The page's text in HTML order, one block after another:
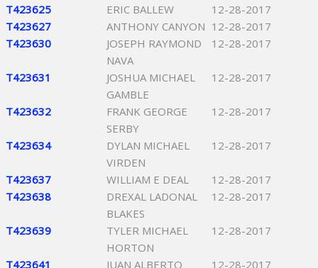
T423625 ERIC BALLEW
12-28-2017
T423627
ANTHONY CANYON 12-28-2017
T423630
JOSEPH RAYMOND
NAVA
12-28-2017
T423631
JOSHUA MICHAEL
GAMBLE
12-28-2017
T423632
FRANK GEORGE
SERBY
12-28-2017
T423634
DYLAN MICHAEL
VIRDEN
12-28-2017
T423637 WILLIAM E DEAL
12-28-2017
T423638
DREXAL LADONAL
BLAKES
12-28-2017
T423639
TYLER MICHAEL
HORTON
12-28-2017
T423641
JUAN ALBERTO
12-28-2017